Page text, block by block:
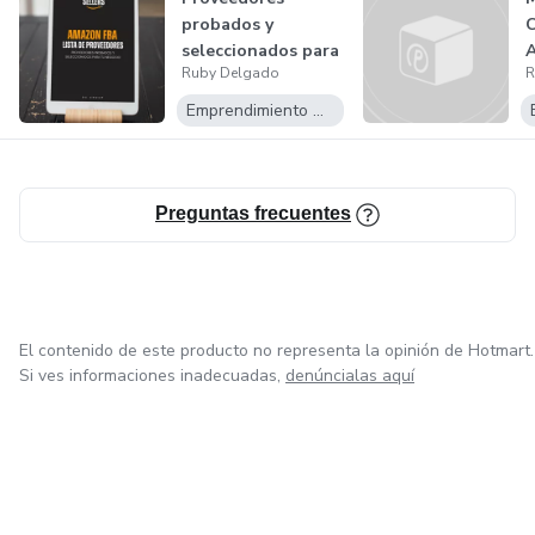
probados y
seleccionados para
tu negocio de
Amaz...
Ruby Delgado
Emprendimiento Digital
Preguntas frecuentes
El contenido de este producto no representa la opinión de Hotmart.
Si ves informaciones inadecuadas, denúncialas aquí